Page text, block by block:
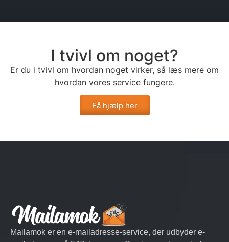
I tvivl om noget?
Er du i tvivl om hvordan noget virker, så læs mere om
hvordan vores service fungere.
Få hjælp her
Mailamok er en e-mailadresse-service, der udbyder e-